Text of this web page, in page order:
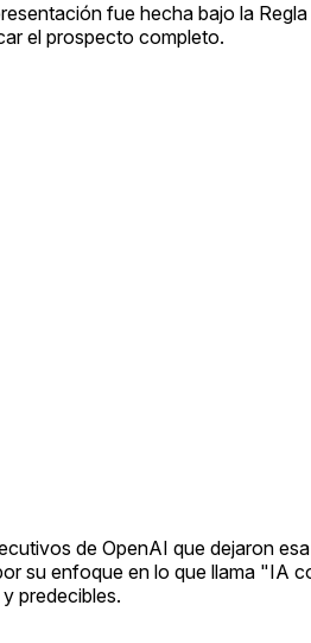
fue hecha bajo la
el prospecto completo.
de OpenAI que dejaron
su enfoque en lo que llama "IA
predecibles.